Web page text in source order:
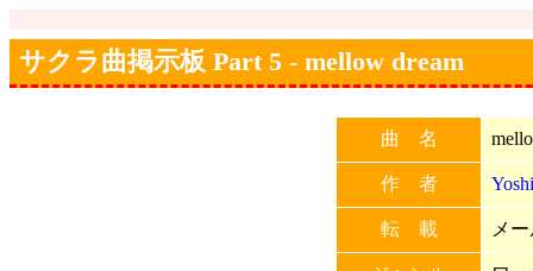
サクラ曲掲示板 Part 5 - mellow dream
曲 名
作 者
転 載 メ